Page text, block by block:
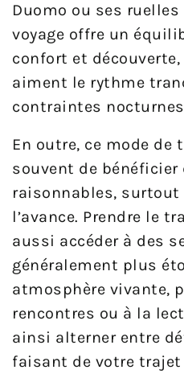
Duomo ou ses ruelles
voyage offre un
confort et
aiment le rythme
contraintes
En outre, ce mode de
souvent de
raisonnables, surtout
l’avance. Prendre le
aussi accéder à des
généralement plus
atmosphère vivante,
rencontres ou à la
ainsi alterner entre
faisant de votre